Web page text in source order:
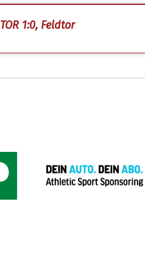
TOR 1:0, Feldtor